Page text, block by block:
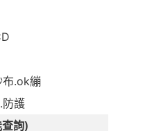
布.ok繃
防護
詢)